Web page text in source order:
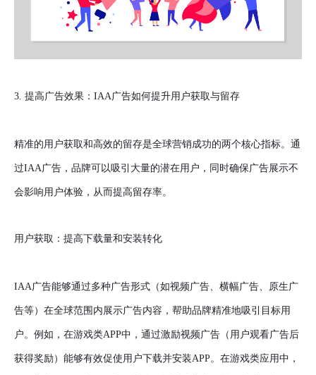
3. 提高广告效果：IAA广告如何提升用户获取与留存
精准的用户获取和高效的留存是全球营销成功的两个核心指标。通
过IAA广告，品牌可以吸引大量的潜在用户，同时确保广告展示不
会影响用户体验，从而提高留存率。
用户获取：提高下载量和安装转化
IAA广告能够通过多种广告形式（如视频广告、横幅广告、原生广
告等）在全球范围内展示广告内容，帮助品牌精准地吸引目标用
户。例如，在游戏类APP中，通过激励视频广告（用户观看广告后
获得奖励）能够有效促使用户下载并安装APP。在游戏类应用中，